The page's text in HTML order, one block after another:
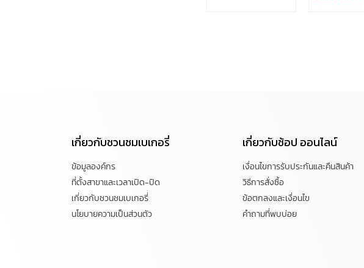
เกี่ยวกับชวนชมเบเกอรี่
ข้อมูลองค์กร
ที่ตั้งสาขาและเวลาเปิด-ปิด
เกี่ยวกับชวนชมเบเกอรี่
นโยบายความเป็นส่วนตัว
เกี่ยวกับช้อป ออนไลน์
เงื่อนไขการรับประกันและคืนสินค้า
วิธีการสั่งซื้อ
ข้อตกลงและเงื่อนไข
คำถามที่พบบ่อย